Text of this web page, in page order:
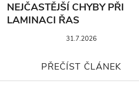
NEJČASTĚJŠÍ CHYBY PŘI
LAMINACI ŘAS
31.7.2026